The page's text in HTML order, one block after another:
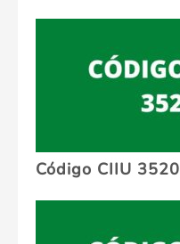
Código CIIU 3520